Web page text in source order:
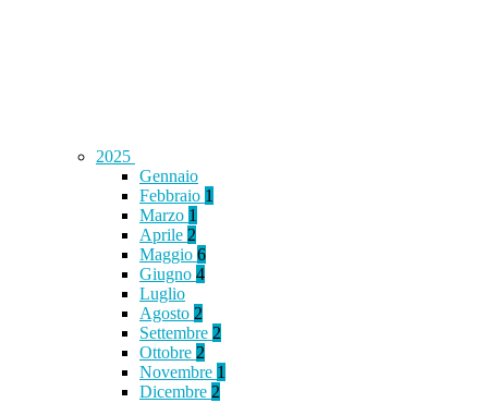
2025
Gennaio
Febbraio 1
Marzo 1
Aprile 2
Maggio 6
Giugno 4
Luglio
Agosto 2
Settembre 2
Ottobre 2
Novembre 1
Dicembre 2